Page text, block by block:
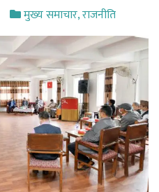
मुख्य समाचार,राजनीति